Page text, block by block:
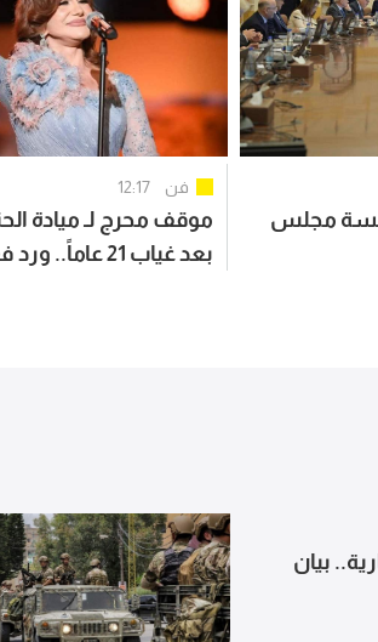
جلسة مجلس
فن 12:17
موقف محرج لـ ميادة
بعد غياب 21 عاماً.. ورد فعلها يتصدر
بيان